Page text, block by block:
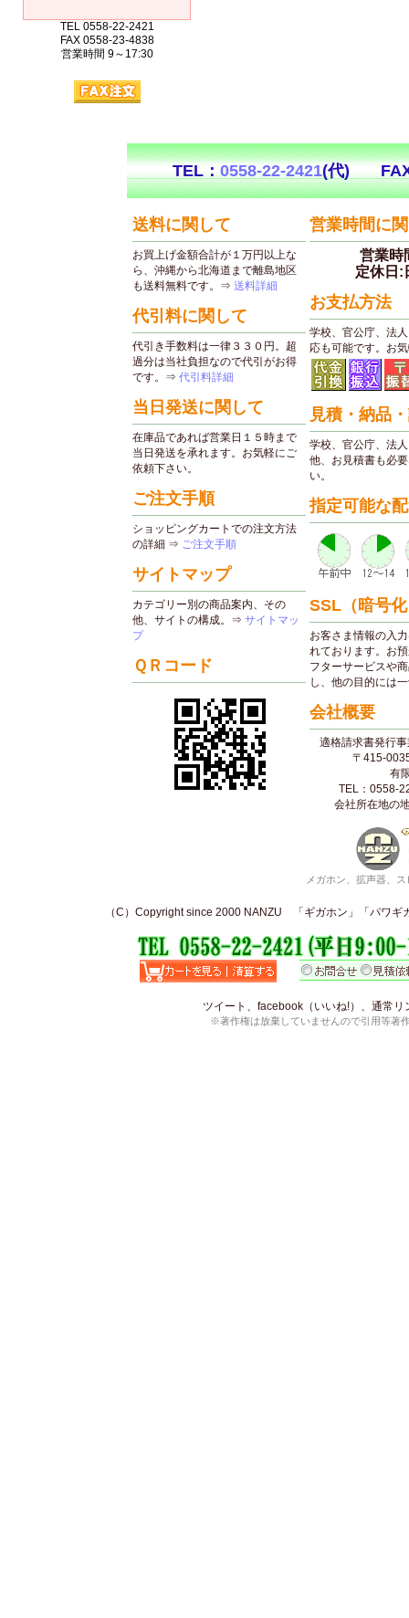
TEL 0558-22-2421
FAX 0558-23-4838
営業時間 9～17:30